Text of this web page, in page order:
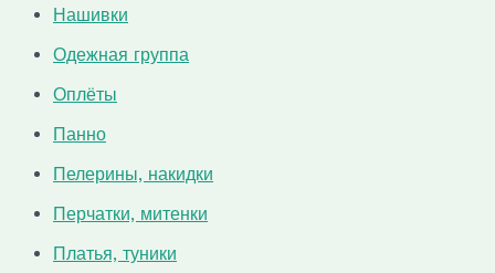
Нашивки
Одежная группа
Оплёты
Панно
Пелерины, накидки
Перчатки, митенки
Платья, туники